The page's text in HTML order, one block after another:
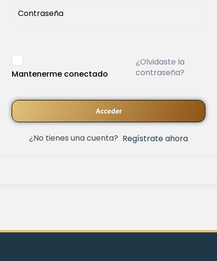
Mantenerme conectado
¿Olvidaste la
contraseña?
Acceder
¿No tienes una cuenta? Regístrate ahora